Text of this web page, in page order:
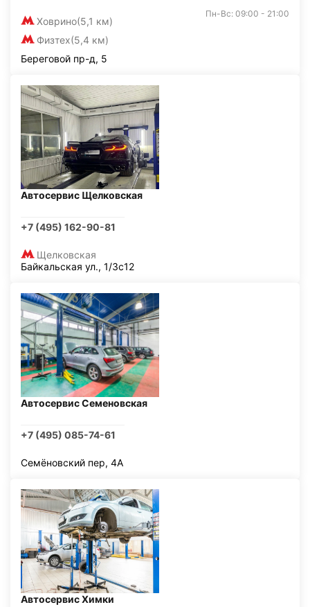
Ховрино(5,1 км)
Физтех(5,4 км)
Пн-Вс: 09:00 - 21:00
Береговой пр-д, 5
Автосервис Щелковская
+7 (495) 162-90-81
Щелковская
Байкальская ул., 1/3с12
Автосервис Семеновская
+7 (495) 085-74-61
Семёновский пер, 4А
Автосервис Химки